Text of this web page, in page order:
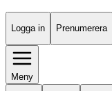
Logga in Prenumerera
Meny